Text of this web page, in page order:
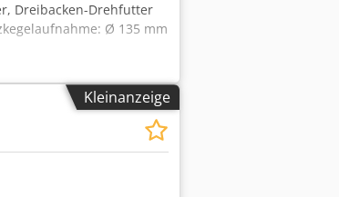
Dreibacken-Drehfutter
Ø 135 mm
Kleinanzeige